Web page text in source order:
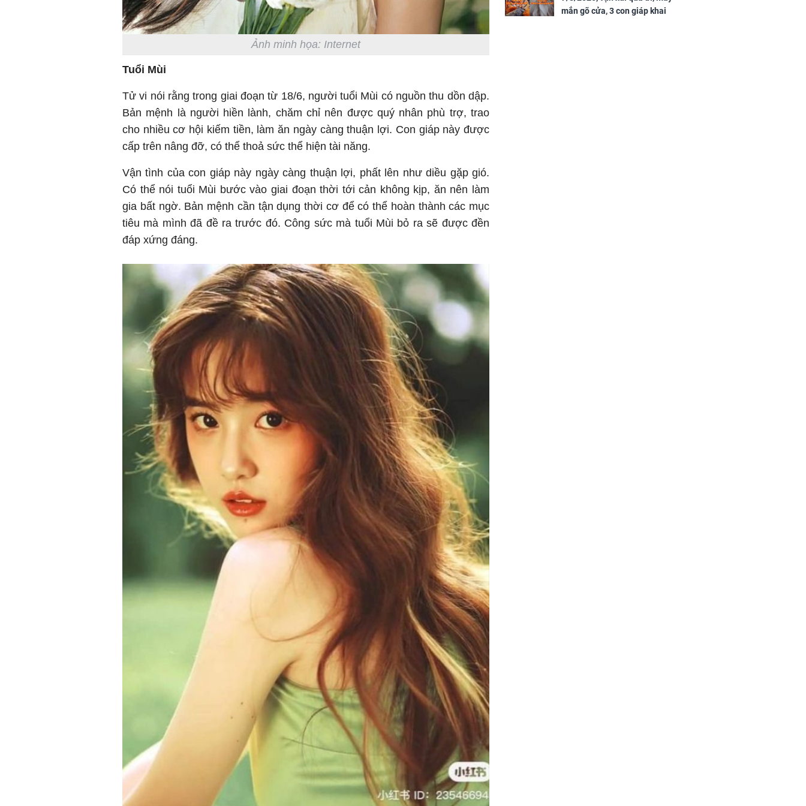
Ảnh minh họa: Internet
Tuổi Mùi
Tử vi nói rằng trong giai đoạn từ 18/6, người tuổi Mùi có nguồn thu dồn dập.
Bản mệnh là người hiền lành, chăm chỉ nên được quý nhân phù trợ, trao
cho nhiều cơ hội kiếm tiền, làm ăn ngày càng thuận lợi. Con giáp này được
cấp trên nâng đỡ, có thể thoả sức thể hiện tài năng.
Vận tình của con giáp này ngày càng thuận lợi, phất lên như diều gặp gió.
Có thể nói tuổi Mùi bước vào giai đoạn thời tới cản không kịp, ăn nên làm
gia bất ngờ. Bản mệnh cần tận dụng thời cơ để có thể hoàn thành các mục
tiêu mà mình đã đề ra trước đó. Công sức mà tuổi Mùi bỏ ra sẽ được đền
đáp xứng đáng.
mắn gõ cửa, 3 con giáp khai